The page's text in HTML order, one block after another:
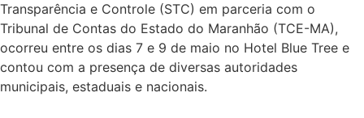
Transparência e Controle (STC) em parceria com o
Tribunal de Contas do Estado do Maranhão (TCE-MA),
ocorreu entre os dias 7 e 9 de maio no Hotel Blue Tree e
contou com a presença de diversas autoridades
municipais, estaduais e nacionais.